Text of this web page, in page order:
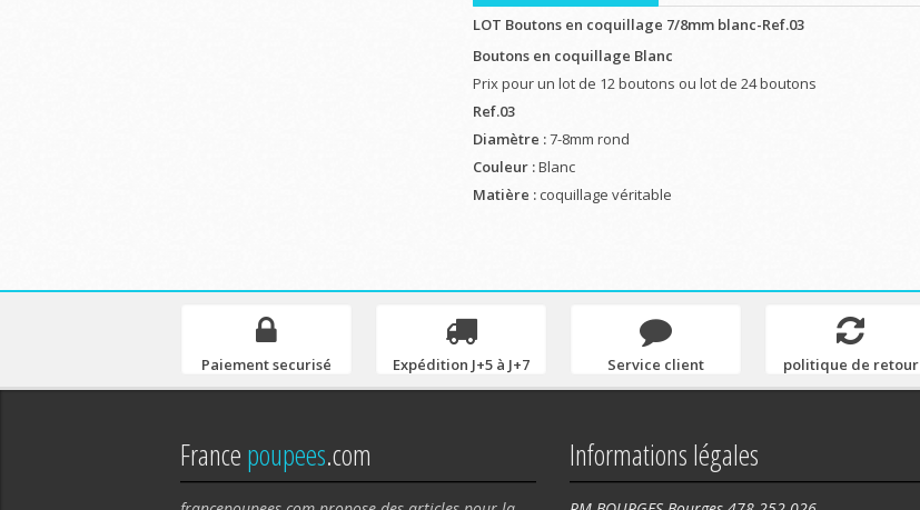
LOT Boutons en coquillage 7/8mm blanc-Ref.03
Boutons en coquillage Blanc
Prix pour un lot de 12 boutons ou lot de 24 boutons
Ref.03
Diamètre :7-8mm rond
Couleur :Blanc
Matière :coquillage véritable
Paiement securisé Expédition J+5 à J+7 Service client politique de retour
Francepoupees.com Informations légales